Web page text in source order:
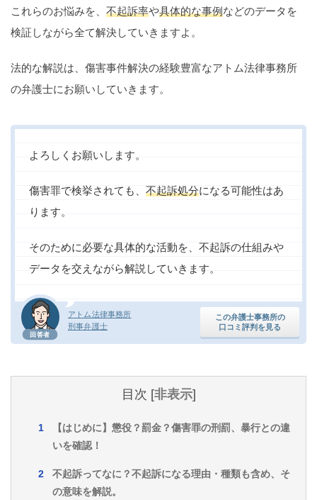
これらのお悩みを、 不起訴率や具体的な事例などのデータを
検証しながら全て解決していきますよ。
法的な解説は、傷害事件解決の経験豊富なアトム法律事務所
の弁護士にお願いしていきます。
回答者
アトム法律事務所
刑事弁護士
この弁護士事務所の
口コミ評判を見る
よろしくお願いします。
傷害罪で検挙されても、 不起訴処分になる可能性はあ
ります。
そのために必要な具体的な活動を、不起訴の仕組みや
データを交えながら解説していきます。
目次 [非表示]
【はじめに】懲役？罰金？傷害罪の刑罰、暴行との違
いを確認！
不起訴ってなに？不起訴になる理由・種類も含め、そ
の意味を解説。